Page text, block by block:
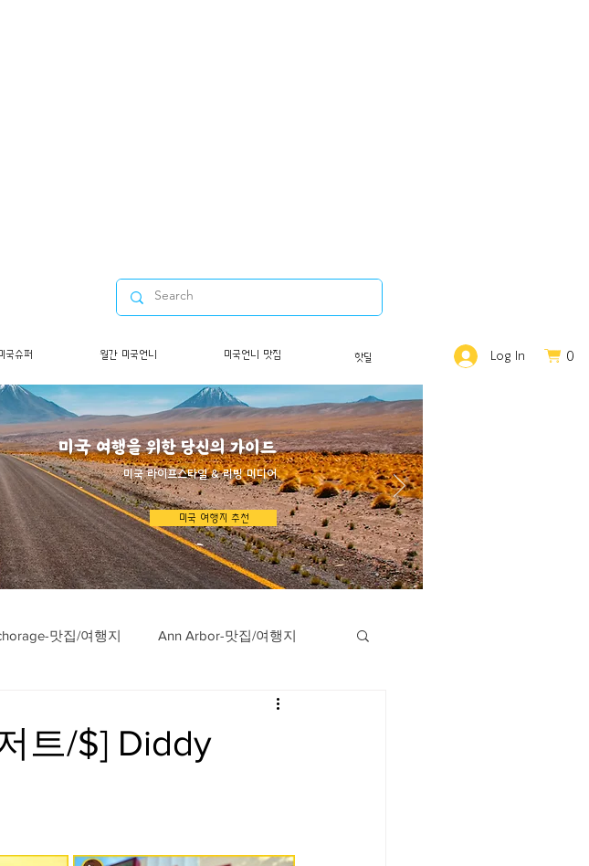
미국 여행을 위한 당신의 가이드
​미국 라이프스타일 & 리빙 미디어
미국 여행지 추천
맛집/여행지 Ann Arbor-맛집/여행지
Austin-맛집/여행지
/여행지 Boone-맛집/여행지
트/$] Diddy
국슈퍼 월간 미국언니 미국언니 맛집 핫딜 Log In 0